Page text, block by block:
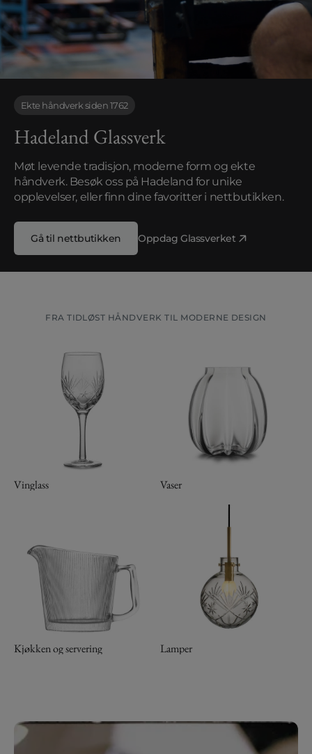
Ekte håndverk siden 1762
Hadeland Glassverk
Møt levende tradisjon, moderne form og ekte
håndverk. Besøk oss på Hadeland for unike
opplevelser, eller finn dine favoritter i nettbutikken.
Gå til nettbutikken Oppdag Glassverket
FRA TIDLØST HÅNDVERK TIL MODERNE DESIGN
Vinglass Vaser
Kjøkken og servering Lamper